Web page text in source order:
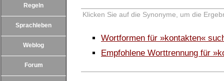
Regeln
Sprachleben
Weblog
Forum
Klicken Sie auf die Synonyme, um die
Wortformen für »kontakten«
Empfohlene Worttrennung für